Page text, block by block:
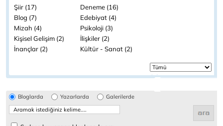
Şiir (17)
Deneme (16)
Blog (7)
Edebiyat (4)
Mizah (4)
Psikoloji (3)
Kişisel Gelişim (2)
İlişkiler (2)
İnançlar (2)
Kültür - Sanat (2)
Bloglarda Yazarlarda Galerilerde